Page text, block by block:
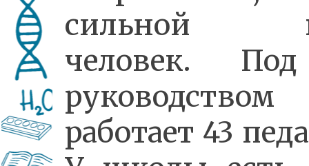
сильной
человек.
руководством
работает 43